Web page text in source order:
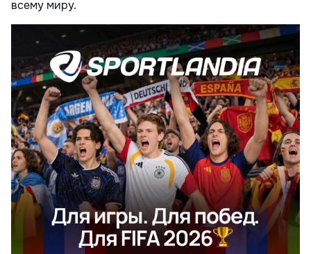
всему миру.